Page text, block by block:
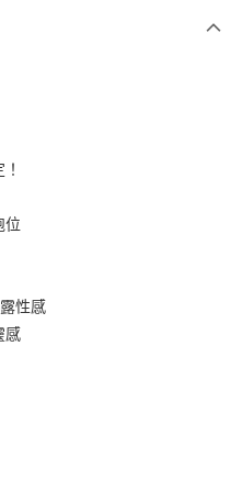
款」的支付方式。 讓您購物簡單
需儲值。
。
後，將跳轉至「AFTEE先享後付」
即可完成結帳。
位
性感
感